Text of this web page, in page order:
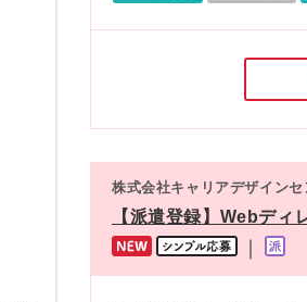
株式会社キャリアデザイン
【派遣登録】Webデ